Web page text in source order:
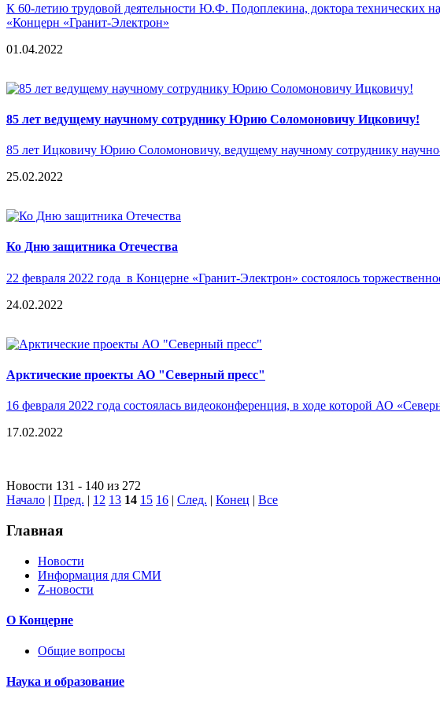
К 60-летию трудовой деятельности Ю.Ф. Подоплекина, доктора технических
«Концерн «Гранит-Электрон»
01.04.2022
85 лет ведущему научному сотруднику Юрию Соломоновичу Ицковичу!
85 лет Ицковичу Юрию Соломоновичу, ведущему научному сотруднику
25.02.2022
Ко Дню защитника Отечества
22 февраля 2022 года в Концерне «Гранит-Электрон» состоялось
24.02.2022
Арктические проекты АО "Северный пресс"
16 февраля 2022 года состоялась видеоконференция, в ходе которой АО
17.02.2022
Новости 131 - 140 из 272
Начало | Пред. | 12 13 14 15 16 | След. | Конец | Все
Главная
Новости
Информация для СМИ
Z-новости
О Концерне
Общие вопросы
Наука и образование